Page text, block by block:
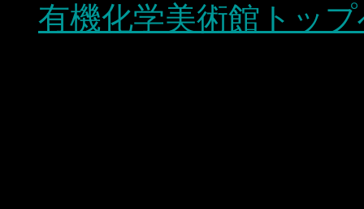
有機化学美術館トッ